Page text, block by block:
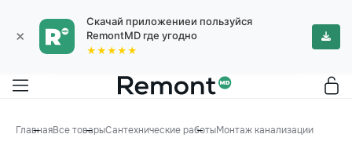
×
Скачай приложениеи пользуйся
RemontMD где угодно
★★★★★
ГлавнаяВсе товарыСантехнические работыМонтаж канализации